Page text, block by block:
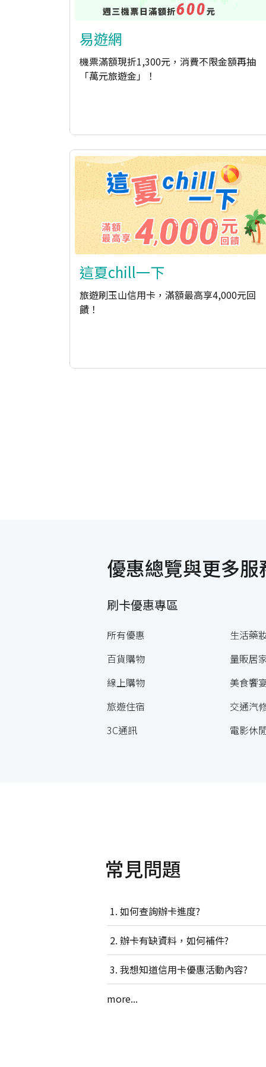
易遊網
機票滿額現折1,300元，消費不限金額再抽
「萬元旅遊金」！
這夏chill一下
旅遊刷玉山信用卡，滿額最高享4,000元回
饋！
優惠總覽與更多服
刷卡優惠專區
所有優惠
百貨購物
線上購物
旅遊住宿
3C通訊
生活藥
量販居
美食饗
交通汽
電影休
常見問題
如何查詢辦卡進度?
辦卡有缺資料，如何補件?
我想知道信用卡優惠活動內容?
more...